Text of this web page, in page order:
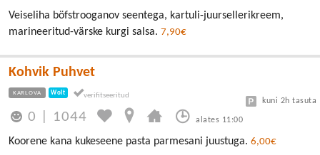
Veiseliha böfstrooganov seentega, kartuli-juursellerikreem,
marineeritud-värske kurgi salsa. 7,90€
Kohvik Puhvet
KARLOVA Wolt
0 1044 alates 11:00
kuni 2h tasuta
Koorene kana kukeseene pasta parmesani juustuga. 6,00€